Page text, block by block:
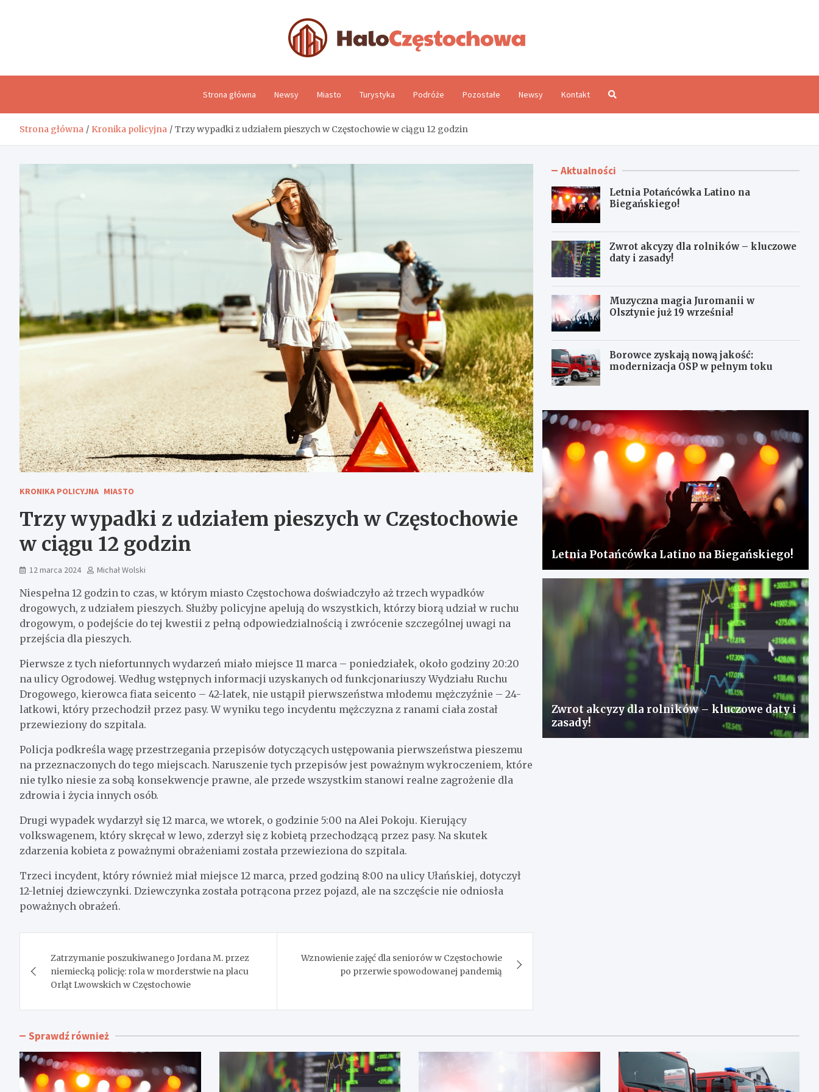
Strona główna Newsy Miasto Turystyka Podróże Pozostałe Newsy Kontakt
Strona główna Kronika policyjna Trzy wypadki z udziałem pieszych w Częstochowie w ciągu 12 godzin
KRONIKA POLICYJNA MIASTO
Trzy wypadki z udziałem pieszych w Częstochowie
w ciągu 12 godzin
12 marca 2024 Michał Wolski
Niespełna 12 godzin to czas, w którym miasto Częstochowa doświadczyło aż trzech wypadków
drogowych, z udziałem pieszych. Służby policyjne apelują do wszystkich, którzy biorą udział w ruchu
drogowym, o podejście do tej kwestii z pełną odpowiedzialnością i zwrócenie szczególnej uwagi na
przejścia dla pieszych.
Pierwsze z tych niefortunnych wydarzeń miało miejsce 11 marca – poniedziałek, około godziny 20:20
na ulicy Ogrodowej. Według wstępnych informacji uzyskanych od funkcjonariuszy Wydziału Ruchu
Drogowego, kierowca fiata seicento – 42-latek, nie ustąpił pierwszeństwa młodemu mężczyźnie – 24-
latkowi, który przechodził przez pasy. W wyniku tego incydentu mężczyzna z ranami ciała został
przewieziony do szpitala.
Policja podkreśla wagę przestrzegania przepisów dotyczących ustępowania pierwszeństwa pieszemu
na przeznaczonych do tego miejscach. Naruszenie tych przepisów jest poważnym wykroczeniem, które
nie tylko niesie za sobą konsekwencje prawne, ale przede wszystkim stanowi realne zagrożenie dla
zdrowia i życia innych osób.
Drugi wypadek wydarzył się 12 marca, we wtorek, o godzinie 5:00 na Alei Pokoju. Kierujący
volkswagenem, który skręcał w lewo, zderzył się z kobietą przechodzącą przez pasy. Na skutek
zdarzenia kobieta z poważnymi obrażeniami została przewieziona do szpitala.
Trzeci incydent, który również miał miejsce 12 marca, przed godziną 8:00 na ulicy Ułańskiej, dotyczył
12-letniej dziewczynki. Dziewczynka została potrącona przez pojazd, ale na szczęście nie odniosła
poważnych obrażeń.
wpisu
Zatrzymanie poszukiwanego Jordana M. przez
niemiecką policję: rola w morderstwie na placu
Orląt Lwowskich w Częstochowie
Wznowienie zajęć dla seniorów w Częstochowie
po przerwie spowodowanej pandemią
Aktualności
Letnia Potańcówka Latino na
Biegańskiego!
Zwrot akcyzy dla rolników – kluczowe
daty i zasady!
Muzyczna magia Juromanii w
Olsztynie już 19 września!
Borowce zyskają nową jakość:
modernizacja OSP w pełnym toku
Letnia Potańcówka Latino na Biegańskiego!
Zwrot akcyzy dla rolników – kluczowe daty i
zasady!
Sprawdź również